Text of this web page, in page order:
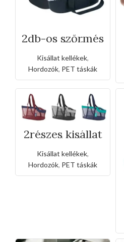
2db-os szőrmés
kutya válltáska
Kisállat kellékek,
Hordozók, PET táskák
2részes kisállat
hordozós
légáteresztő
válltáska
Kisállat kellékek,
Hordozók, PET táskák